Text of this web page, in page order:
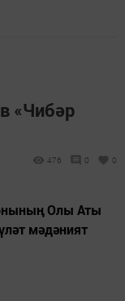
«Чибәр
476 0 0
Олы Аты
мәдәният